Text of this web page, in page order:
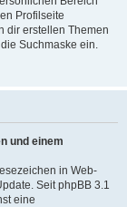
Profilseite
dir erstellen Themen
Suchmaske ein.
und einem
in Web-
Seit phpBB 3.1
eine